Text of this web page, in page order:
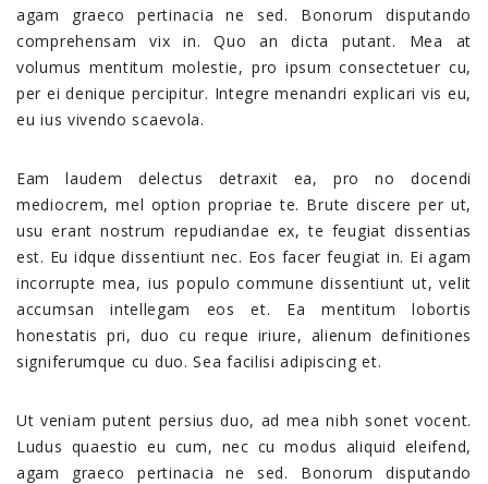
agam graeco pertinacia ne sed. Bonorum disputando
comprehensam vix in. Quo an dicta putant. Mea at
volumus mentitum molestie, pro ipsum consectetuer cu,
per ei denique percipitur. Integre menandri explicari vis eu,
eu ius vivendo scaevola.
Eam laudem delectus detraxit ea, pro no docendi
mediocrem, mel option propriae te. Brute discere per ut,
usu erant nostrum repudiandae ex, te feugiat dissentias
est. Eu idque dissentiunt nec. Eos facer feugiat in. Ei agam
incorrupte mea, ius populo commune dissentiunt ut, velit
accumsan intellegam eos et. Ea mentitum lobortis
honestatis pri, duo cu reque iriure, alienum definitiones
signiferumque cu duo. Sea facilisi adipiscing et.
Ut veniam putent persius duo, ad mea nibh sonet vocent.
Ludus quaestio eu cum, nec cu modus aliquid eleifend,
agam graeco pertinacia ne sed. Bonorum disputando